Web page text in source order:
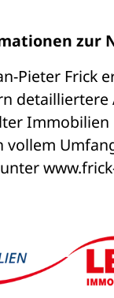
zur
Pieter Frick
Immobilien
vollem